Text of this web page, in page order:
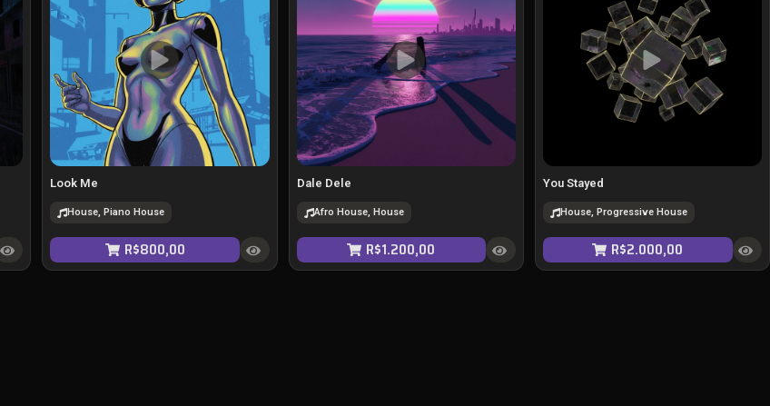
Look Me
House, Piano House
R$800,00
Dale Dele
Afro House, House
R$1.200,00
You Stayed
House, Progressive House
R$2.000,00